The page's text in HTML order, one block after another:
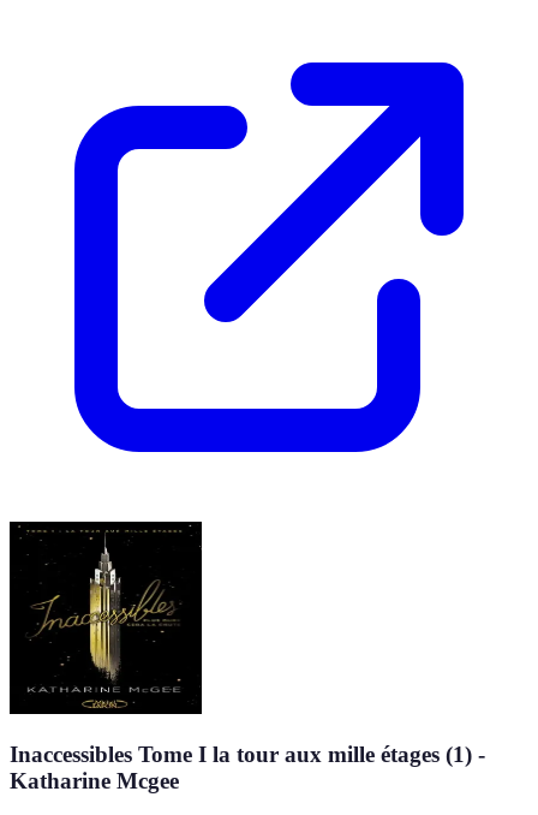
Inaccessibles Tome I la tour aux mille étages (1) -
Katharine Mcgee